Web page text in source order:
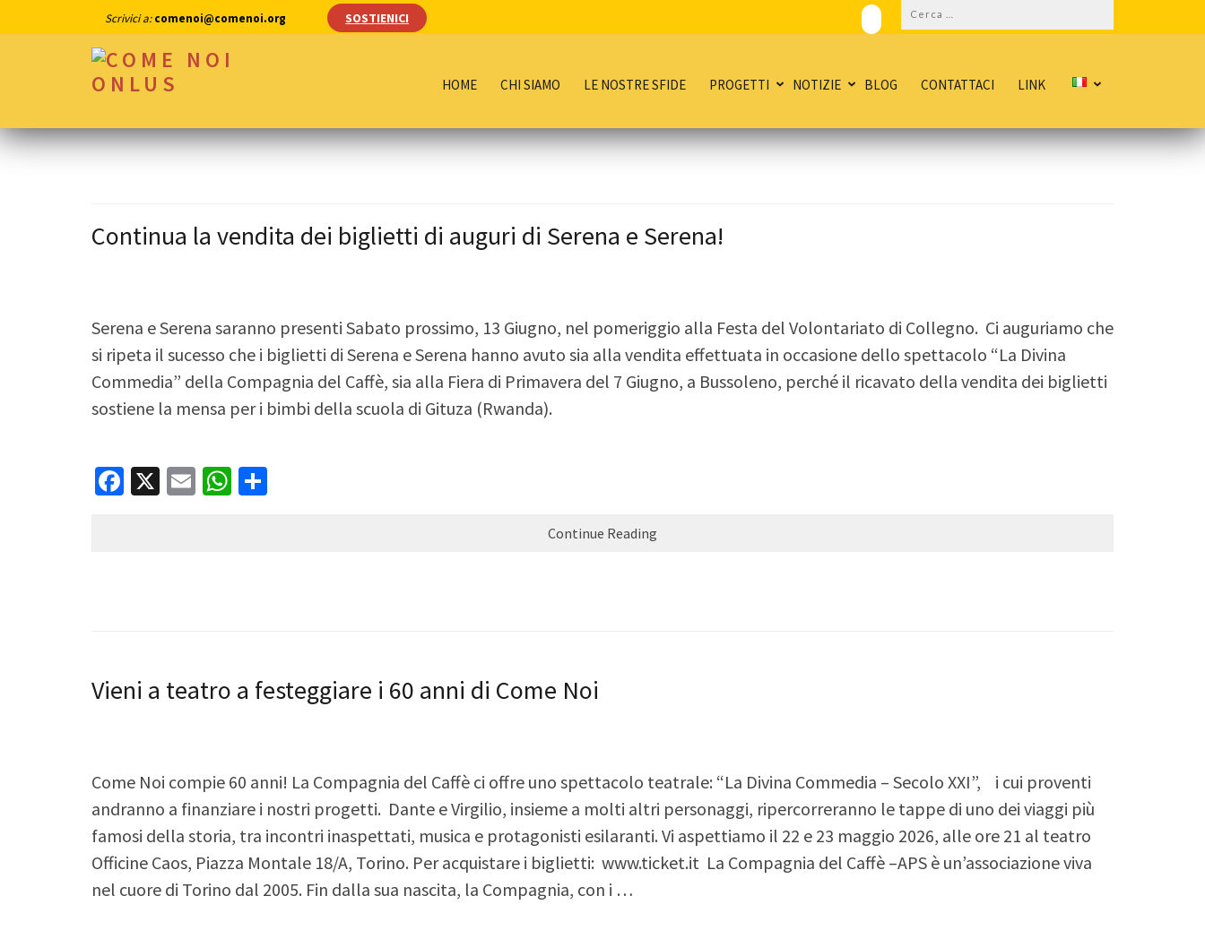
to
Scrivici a:comenoi@comenoi.org SOSTIENICI
Ricerca
per:
HOME CHI SIAMO LE NOSTRE SFIDE PROGETTI NOTIZIE BLOG CONTATTACI LINK
Continua la vendita dei biglietti di auguri di Serena e Serena!
Serena e Serena saranno presenti Sabato prossimo, 13 Giugno, nel pomeriggio alla Festa del Volontariato di Collegno. Ci auguriamo che
si ripeta il sucesso che i biglietti di Serena e Serena hanno avuto sia alla vendita effettuata in occasione dello spettacolo “La Divina
Commedia” della Compagnia del Caffè, sia alla Fiera di Primavera del 7 Giugno, a Bussoleno, perché il ricavato della vendita dei biglietti
sostiene la mensa per i bimbi della scuola di Gituza (Rwanda).
Facebook
X EmailWhatsApp
Continue Reading
Vieni a teatro a festeggiare i 60 anni di Come Noi
Come Noi compie 60 anni! La Compagnia del Caffè ci offre uno spettacolo teatrale: “La Divina Commedia – Secolo XXI”, i cui proventi
andranno a finanziare i nostri progetti. Dante e Virgilio, insieme a molti altri personaggi, ripercorreranno le tappe di uno dei viaggi più
famosi della storia, tra incontri inaspettati, musica e protagonisti esilaranti. Vi aspettiamo il 22 e 23 maggio 2026, alle ore 21 al teatro
Officine Caos, Piazza Montale 18/A, Torino. Per acquistare i biglietti: www.ticket.it La Compagnia del Caffè –APS è un’associazione viva
nel cuore di Torino dal 2005. Fin dalla sua nascita, la Compagnia, con i …